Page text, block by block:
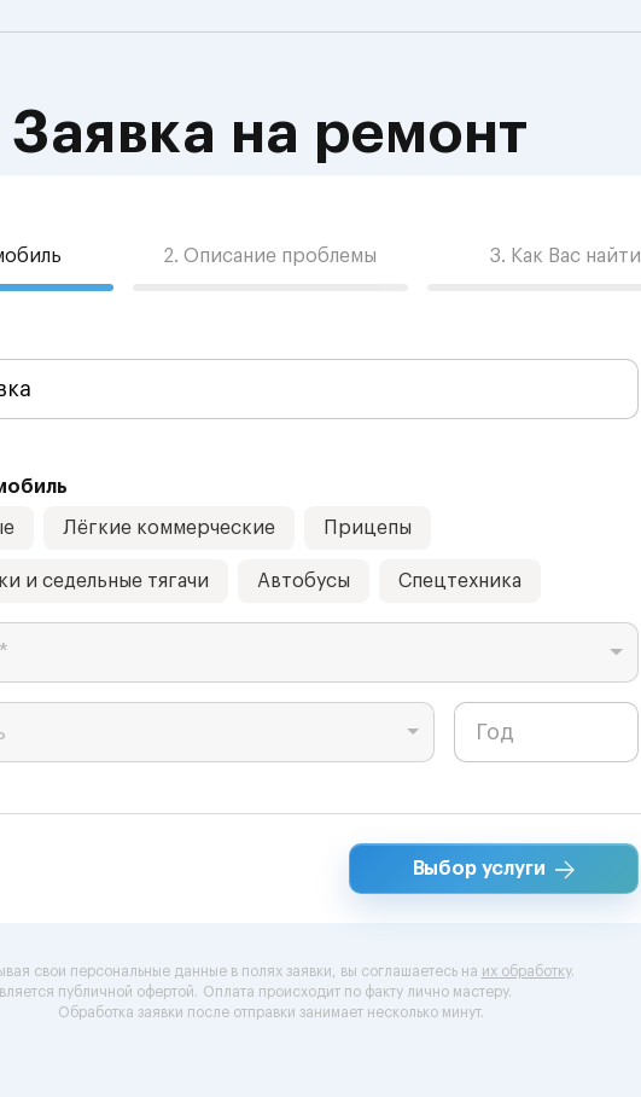
Заявка на ремонт
2. Описание проблемы 3. Как Вас найти
Лёгкие коммерческие Прицепы
и седельные тягачи Автобусы Спецтехника
Выбор услуги
свои персональные данные в полях заявки, вы соглашаетесь на их обработку.
публичной офертой. Оплата происходит по факту лично мастеру.
Обработка заявки после отправки занимает несколько минут.